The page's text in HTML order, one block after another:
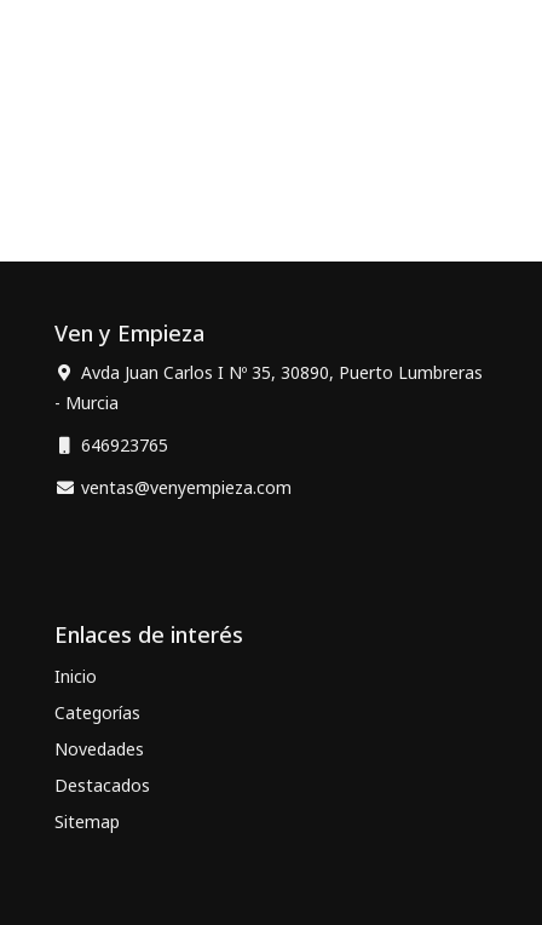
Ven y Empieza
Avda Juan Carlos I Nº 35, 30890, Puerto Lumbreras
- Murcia
646923765
ventas@venyempieza.com
Enlaces de interés
Inicio
Categorías
Novedades
Destacados
Sitemap